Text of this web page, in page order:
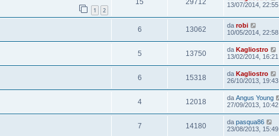
1 2
15 29712
13/07/2014, 22:55
6 13062 da robi
10/05/2014, 22:58
5 13750 da Kagliostro
13/02/2014, 16:21
6 15318 da Kagliostro
26/10/2013, 19:43
4 12018 da Angus Young
27/09/2013, 10:42
7 14180 da pasqua86
23/08/2013, 15:49